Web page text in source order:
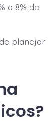
a 8% do
planejar